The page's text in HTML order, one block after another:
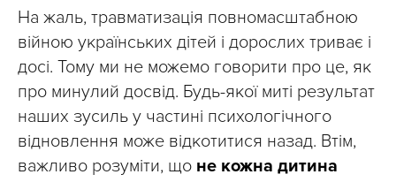
На жаль, травматизація повномасштабною
війною українських дітей і дорослих триває і
досі. Тому ми не можемо говорити про це, як
про минулий досвід. Будь-якої миті результат
наших зусиль у частині психологічного
відновлення може відкотитися назад. Втім,
важливо розуміти, що не кожна дитина